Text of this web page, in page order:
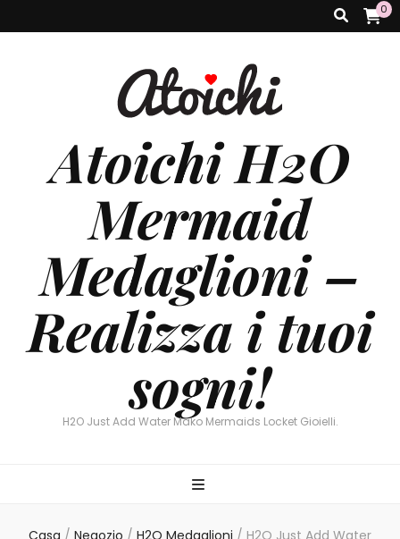
0
Atoichi H2O
Mermaid
Medaglioni –
Realizza i tuoi
sogni!
H2O Just Add Water Mako Mermaids Locket Gioielli.
Casa / Negozio / H2O Medaglioni / H2O Just Add Water